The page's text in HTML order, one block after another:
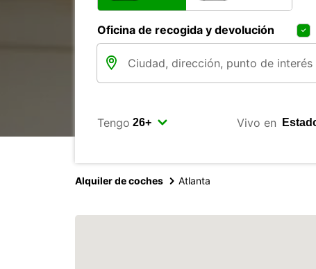
Oficina de recogida y devolución
Tengo Vivo en
Alquiler de coches Atlanta